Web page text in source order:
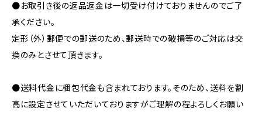
●お取引き後の返品返金は一切受け付けておりませんのでご了
承ください。
定形（外）郵便での郵送のため、郵送時での破損等のご対応は交
換のみとさせて頂きます。
●送料代金に梱包代金も含まれております。そのため、送料を割
高に設定させていただいておりますがご理解の程よろしくお願い